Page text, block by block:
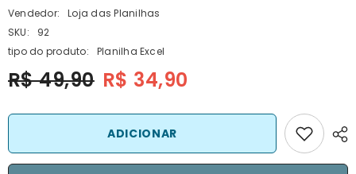
Vendedor:
Loja das Planilhas
SKU:
92
tipo do produto:
Planilha Excel
R$ 49,90 R$ 34,90
ADICIONAR